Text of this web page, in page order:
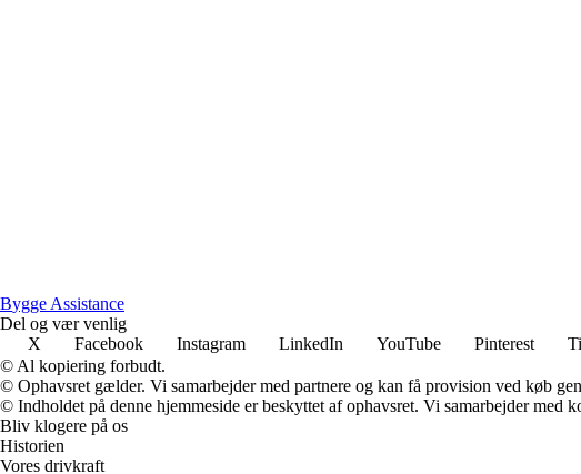
Bygge Assistance
Del og vær venlig
X
Facebook Instagram LinkedIn YouTube Pinterest
© Al kopiering forbudt.
© Ophavsret gælder. Vi samarbejder med partnere og kan få provision ved køb
© Indholdet på denne hjemmeside er beskyttet af ophavsret. Vi samarbejder
Bliv klogere på os
Historien
Vores drivkraft